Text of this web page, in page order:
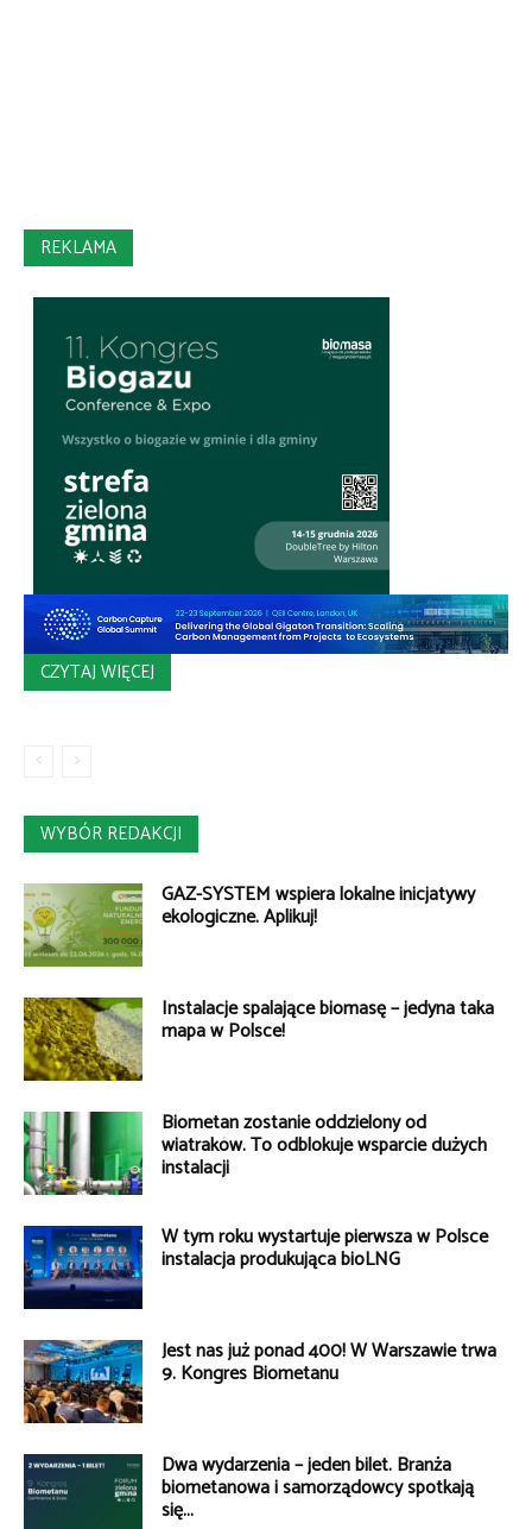
REKLAMA
CZYTAJ WIĘCEJ
WYBÓR REDAKCJI
GAZ-SYSTEM wspiera lokalne inicjatywy
ekologiczne. Aplikuj!
Instalacje spalające biomasę – jedyna taka
mapa w Polsce!
Biometan zostanie oddzielony od
wiatraków. To odblokuje wsparcie dużych
instalacji
W tym roku wystartuje pierwsza w Polsce
instalacja produkująca bioLNG
Jest nas już ponad 400! W Warszawie trwa
9. Kongres Biometanu
Dwa wydarzenia – jeden bilet. Branża
biometanowa i samorządowcy spotkają
się...